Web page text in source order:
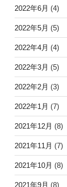
2022年6月 (4)
2022年5月 (5)
2022年4月 (4)
2022年3月 (5)
2022年2月 (3)
2022年1月 (7)
2021年12月 (8)
2021年11月 (7)
2021年10月 (8)
2021年9月 (8)